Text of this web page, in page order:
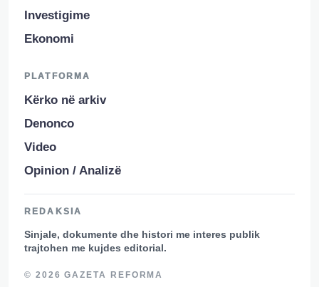
Investigime
Ekonomi
PLATFORMA
Kërko në arkiv
Denonco
Video
Opinion / Analizë
REDAKSIA
Sinjale, dokumente dhe histori me interes publik
trajtohen me kujdes editorial.
© 2026 GAZETA REFORMA